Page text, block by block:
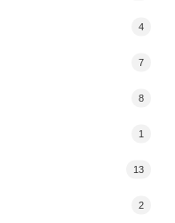
4
7
8
1
13
2